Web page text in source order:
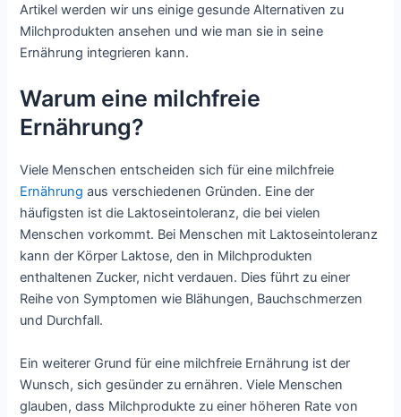
Artikel werden wir uns einige gesunde Alternativen zu
Milchprodukten ansehen und wie man sie in seine
Ernährung integrieren kann.
Warum eine milchfreie
Ernährung?
Viele Menschen entscheiden sich für eine milchfreie
Ernährungaus verschiedenen Gründen. Eine der
häufigsten ist die Laktoseintoleranz, die bei vielen
Menschen vorkommt. Bei Menschen mit Laktoseintoleranz
kann der Körper Laktose, den in Milchprodukten
enthaltenen Zucker, nicht verdauen. Dies führt zu einer
Reihe von Symptomen wie Blähungen, Bauchschmerzen
und Durchfall.
Ein weiterer Grund für eine milchfreie Ernährung ist der
Wunsch, sich gesünder zu ernähren. Viele Menschen
glauben, dass Milchprodukte zu einer höheren Rate von